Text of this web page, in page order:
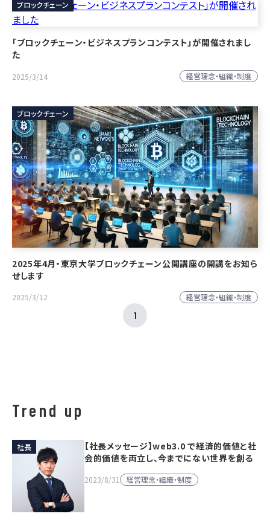
ブロックチェーン
「ブロックチェーン・ビジネスプランコンテスト」が開催されまし
た
2025/3/14 経営理念・組織・制度
ブロックチェーン
2025年4月・東京大学ブロックチェーン公開講座の開講をお知ら
せします
2025/3/12 経営理念・組織・制度
1ペ
Trend up
社長
【社長メッセージ】web3.0 で経済的価値と社
会的価値を両立し、今までにない世界を創る
2023/8/31 経営理念・組織・制度